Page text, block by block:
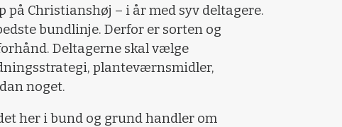
på Christianshøj – i år med syv deltagere.
bundlinje. Derfor er sorten og
Deltagerne skal vælge
planteværnsmidler,
noget.
her i bund og grund handler om